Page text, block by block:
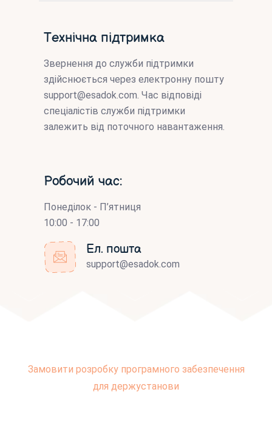
Технічна підтримка
Звернення до служби підтримки
здійснюється через електронну пошту
support@esadok.com. Час відповіді
спеціалістів служби підтримки
залежить від поточного навантаження.
Робочий час:
Понеділок - П’ятниця
10:00 - 17:00
Ел. пошта
support@esadok.com
Замовити розробку програмного забезпечення
для держустанови